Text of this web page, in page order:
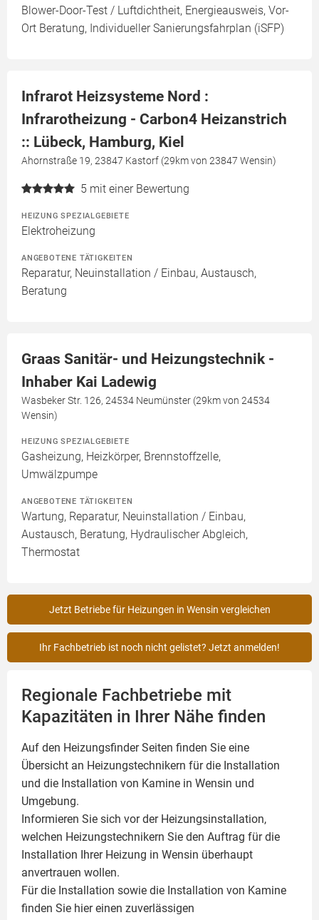
Blower-Door-Test / Luftdichtheit, Energieausweis, Vor-
Ort Beratung, Individueller Sanierungsfahrplan (iSFP)
Infrarot Heizsysteme Nord :
Infrarotheizung - Carbon4 Heizanstrich
:: Lübeck, Hamburg, Kiel
Ahornstraße 19, 23847 Kastorf (29km von 23847 Wensin)
5 mit einer Bewertung
HEIZUNG SPEZIALGEBIETE
Elektroheizung
ANGEBOTENE TÄTIGKEITEN
Reparatur, Neuinstallation / Einbau, Austausch,
Beratung
Graas Sanitär- und Heizungstechnik -
Inhaber Kai Ladewig
Wasbeker Str. 126, 24534 Neumünster (29km von 24534
Wensin)
HEIZUNG SPEZIALGEBIETE
Gasheizung, Heizkörper, Brennstoffzelle,
Umwälzpumpe
ANGEBOTENE TÄTIGKEITEN
Wartung, Reparatur, Neuinstallation / Einbau,
Austausch, Beratung, Hydraulischer Abgleich,
Thermostat
Jetzt Betriebe für Heizungen in Wensin vergleichen
Ihr Fachbetrieb ist noch nicht gelistet? Jetzt anmelden!
Regionale Fachbetriebe mit
Kapazitäten in Ihrer Nähe finden
Auf den Heizungsfinder Seiten finden Sie eine
Übersicht an Heizungstechnikern für die Installation
und die Installation von Kamine in Wensin und
Umgebung.
Informieren Sie sich vor der Heizungsinstallation,
welchen Heizungstechnikern Sie den Auftrag für die
Installation Ihrer Heizung in Wensin überhaupt
anvertrauen wollen.
Für die Installation sowie die Installation von Kamine
finden Sie hier einen zuverlässigen